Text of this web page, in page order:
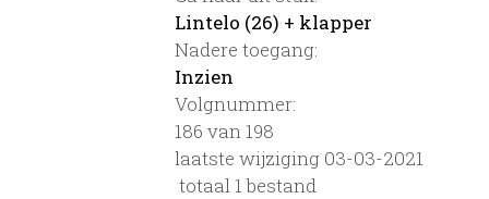
Lintelo (26) + klapper
Nadere toegang:
Inzien
Volgnummer:
186 van 198
laatste wijziging 03-03-2021
totaal 1 bestand